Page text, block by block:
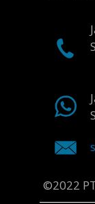
©2022